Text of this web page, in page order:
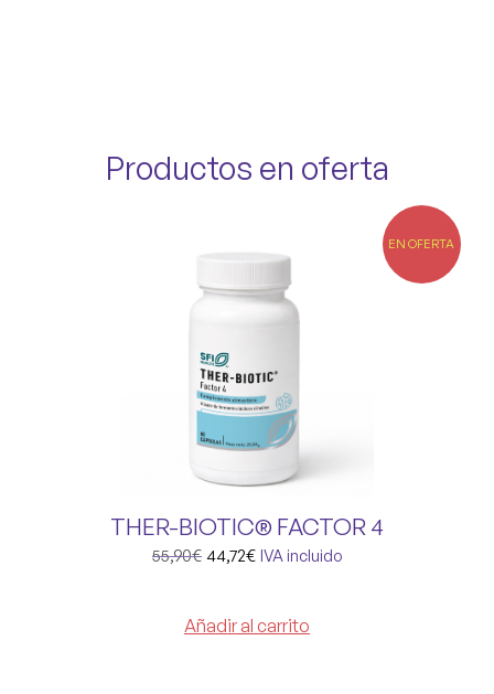
Productos en oferta
EN OFERTA
THER-BIOTIC® FACTOR 4
55,90€ 44,72€ IVA incluido
Añadir al carrito